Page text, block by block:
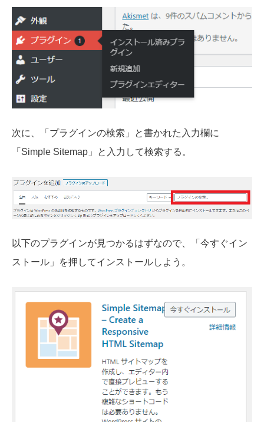
次に、「プラグインの検索」と書かれた入力欄に
「Simple Sitemap」と入力して検索する。
以下のプラグインが見つかるはずなので、「今すぐイン
ストール」を押してインストールしよう。